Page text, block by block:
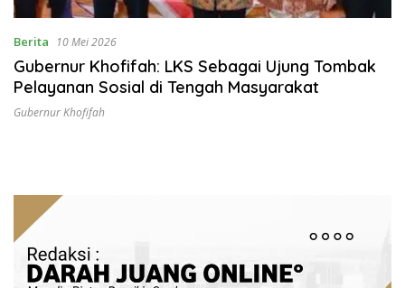
Berita 10 Mei 2026
Gubernur Khofifah: LKS Sebagai Ujung Tombak
Pelayanan Sosial di Tengah Masyarakat
Gubernur Khofifah